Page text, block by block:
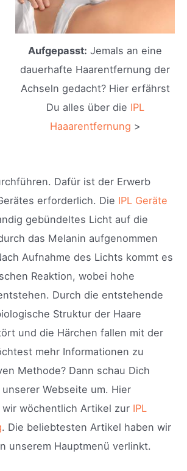
Aufgepasst: Jemals an eine
dauerhafte Haarentfernung der
Achseln gedacht? Hier erfährst
Du alles über die IPL
Haaarentfernung >
Dafür ist der Erwerb
erforderlich. Die IPL Geräte
gebündeltes Licht auf die
das Melanin aufgenommen
Aufnahme des Lichts kommt es
Reaktion, wobei hohe
Durch die entstehende
Struktur der Haare
und die Härchen fallen mit der
mehr Informationen zu
Methode? Dann schau Dich
Webseite um. Hier
wöchentlich Artikel zur IPL
. Die beliebtesten Artikel haben wir
unserem Hauptmenü verlinkt.